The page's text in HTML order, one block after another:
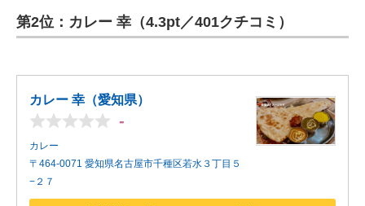
第2位：カレー 幸（4.3pt／401クチコミ）
カレー 幸（愛知県）
-
カレー
〒464-0071 愛知県名古屋市千種区若水３丁目５
−２７